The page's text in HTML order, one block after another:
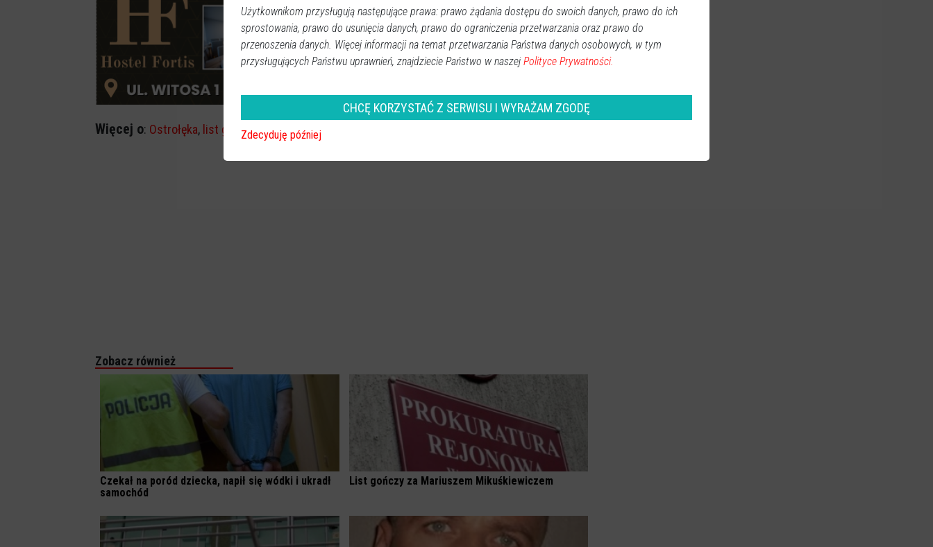
Więcej o: Ostrołęka, list gończy,policja,zatrzymany
Zobacz również
Czekał na poród dziecka, napił się wódki i ukradł
samochód
List gończy za Mariuszem Mikuśkiewiczem
Użytkownikom przysługują następujące prawa: prawo żądania dostępu do swoich danych, prawo do ich
sprostowania, prawo do usunięcia danych, prawo do ograniczenia przetwarzania oraz prawo do
przenoszenia danych. Więcej informacji na temat przetwarzania Państwa danych osobowych, w tym
przysługujących Państwu uprawnień, znajdziecie Państwo w naszej Polityce Prywatności.
CHCĘ KORZYSTAĆ Z SERWISU I WYRAŻAM ZGODĘ
Zdecyduję później